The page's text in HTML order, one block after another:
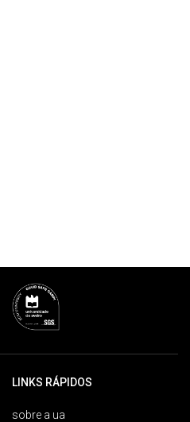
LINKS RÁPIDOS
sobre a ua